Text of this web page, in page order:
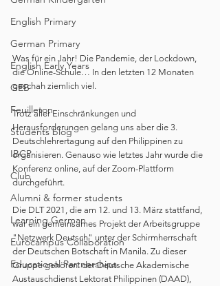
English Primary
German Primary
English Early Years
GEB
Feuilleton
Students blog
IBCP
Club
Alumni & former students
Learning German
Eurocampus Collaboration
Educational Partnerships
Was für ein Jahr! Die Pandemie, der Lockdown,
die Online-Schule… In den letzten 12 Monaten
geschah ziemlich viel.
Trotz aller Einschränkungen und
Herausforderungen gelang uns aber die 3.
Deutschlehrertagung auf den Philippinen zu
organisieren. Genauso wie letztes Jahr wurde die
Konferenz online, auf der Zoom-Plattform
durchgeführt.
Die DLT 2021, die am 12. und 13. März stattfand,
war ein gemeinsames Projekt der Arbeitsgruppe
"Netzwerk Deutsch" unter der Schirmherrschaft
der Deutschen Botschaft in Manila. Zu dieser
Gruppe gehören: der Deutsche Akademische
Austauschdienst Lektorat Philippinen (DAAD),